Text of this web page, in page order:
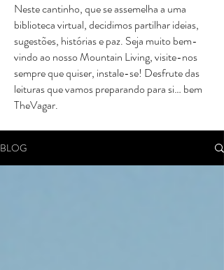
Neste cantinho, que se assemelha a uma
biblioteca virtual, decidimos partilhar ideias,
sugestões, histórias e paz. Seja muito bem-
vindo ao nosso Mountain Living, visite-nos
sempre que quiser, instale-se! Desfrute das
leituras que vamos preparando para si… bem
TheVagar.
BLOG